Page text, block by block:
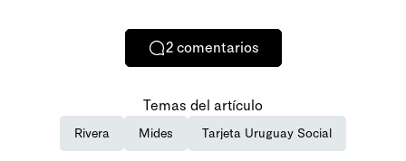
2 comentarios
Temas del artículo
Rivera Mides Tarjeta Uruguay Social